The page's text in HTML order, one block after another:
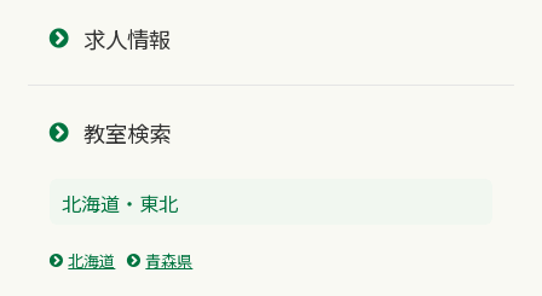
求人情報
教室検索
北海道・東北
北海道 青森県